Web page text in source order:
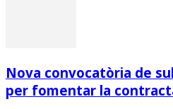
Nova convocatòria de
per fomentar la